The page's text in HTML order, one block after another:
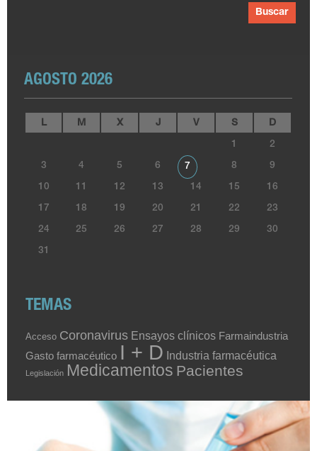
Buscar
AGOSTO 2026
L M X J V S D
1 2
3 4 5 6 7 8 9
10 11 12 13 14 15 16
17 18 19 20 21 22 23
24 25 26 27 28 29 30
31
TEMAS
Acceso Coronavirus Ensayos clínicos Farmaindustria
Gasto farmacéutico I + D Industria farmacéutica
Legislación Medicamentos Pacientes